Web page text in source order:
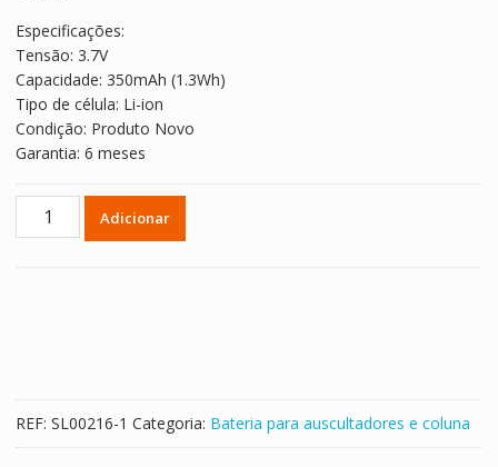
Especificações:
Tensão: 3.7V
Capacidade: 350mAh (1.3Wh)
Tipo de célula: Li-ion
Condição: Produto Novo
Garantia: 6 meses
Quantidade
de
carregamento,GF702424
Adicionar
REF: SL00216-1 Categoria: Bateria para auscultadores e coluna